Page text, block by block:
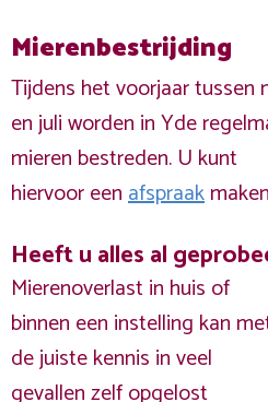
Mierenbestrijding
Tijdens het voorjaar tussen
en juli worden in Yde
mieren bestreden. U kunt
hiervoor eenafspraak
Heeft u alles al
Mierenoverlast in huis of
binnen een instelling kan
de juiste kennis in veel
gevallen zelf opgelost